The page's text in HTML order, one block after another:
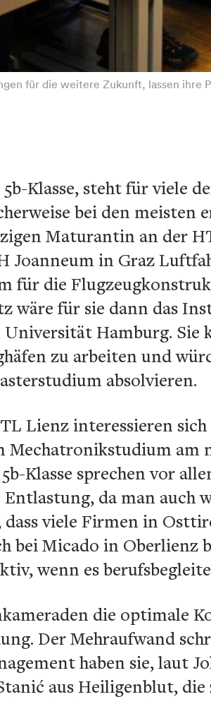
für die weitere Zukunft, lassen ihre
Klasse, steht für viele
bei den meisten
Maturantin an der
Joanneum in Graz
für die
wäre für sie dann das
Hamburg. Sie
zu arbeiten und
absolvieren.
Lienz interessieren sich
Mechatronikstudium am
Klasse sprechen vor
da man auch
viele Firmen in
bei Micado in Oberlienz
wenn es
die optimale
Der Mehraufwand
haben sie, laut
aus Heiligenblut, die